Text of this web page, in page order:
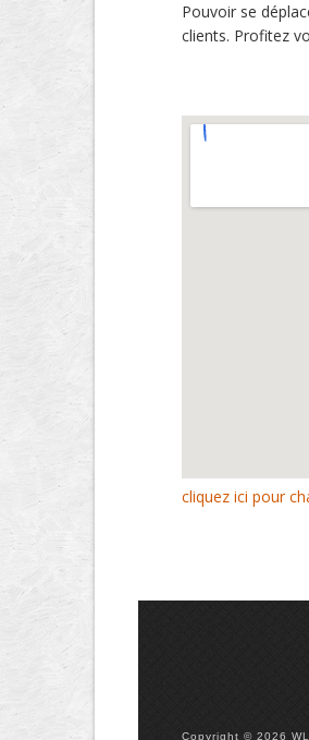
Pouvoir se
clients. Profitez
cliquez ici pour
Copyright © 2026